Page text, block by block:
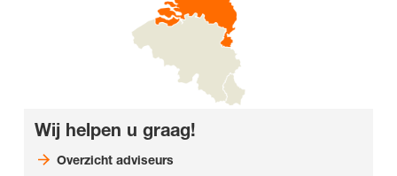
Wij helpen u graag!
Overzicht adviseurs